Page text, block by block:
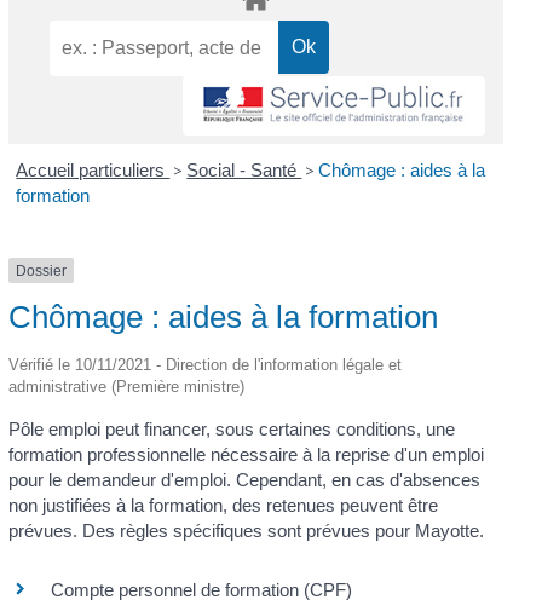
Accueil particuliers > Social - Santé > Chômage : aides à la
formation
Dossier
Chômage : aides à la formation
Vérifié le 10/11/2021 - Direction de l'information légale et
administrative (Première ministre)
Pôle emploi peut financer, sous certaines conditions, une
formation professionnelle nécessaire à la reprise d'un emploi
pour le demandeur d'emploi. Cependant, en cas d'absences
non justifiées à la formation, des retenues peuvent être
prévues. Des règles spécifiques sont prévues pour Mayotte.
Compte personnel de formation (CPF)